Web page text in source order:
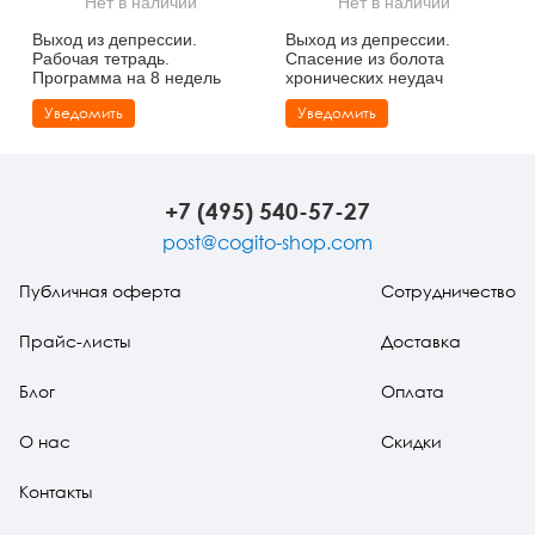
Сказкотерапия
Другие направления психотерапии
Психофизиология
Социальная психология
Учебная литература
Классический и юнгианский психоанализ
Выход из депрессии.
Рабочая тетрадь.
Программа на 8 недель
Уведомить
Выход из депрессии.
Спасение из болота
хронических неудач
Уведомить
+7 (495) 540-57-27
post@cogito-shop.com
Публичная оферта
Прайс-листы
Блог
О нас
Контакты
Сотрудничество
Доставка
Оплата
Скидки